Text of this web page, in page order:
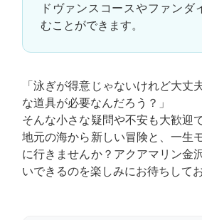
ドヴァンスコースやファンダ
むことができます。
「泳ぎが得意じゃないけれど大
な道具が必要なんだろう？」
そんな小さな疑問や不安も大歓迎
地元の海から新しい冒険と、一生
に行きませんか？アクアマリン金
いできるのを楽しみにお待ちして